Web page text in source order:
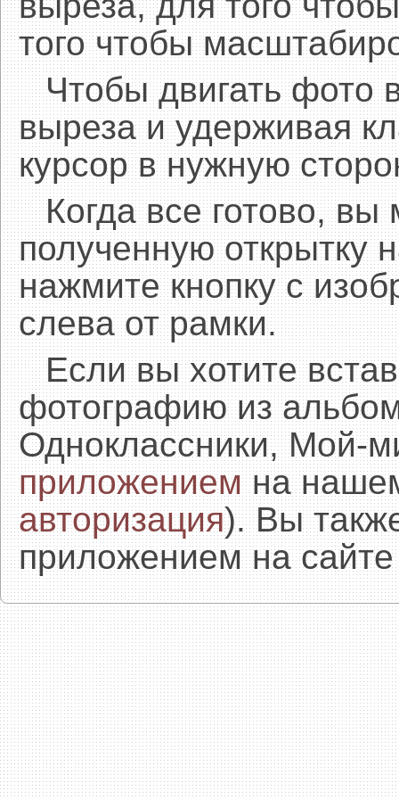
того чтобы
Чтобы двигать фото
выреза и удерживая
курсор в нужную
Когда все готово,
полученную открытку
нажмите кнопку с
слева от рамки.
Если вы хотите
фотографию из
Одноклассники, Мой-
приложениемна нашем
авторизация). Вы
приложением на сайте